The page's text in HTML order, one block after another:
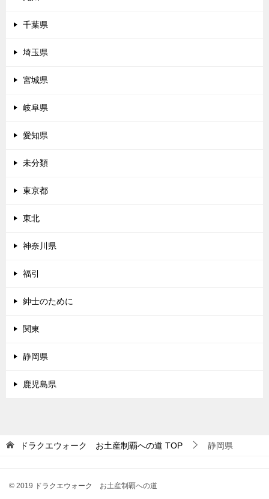
千葉県
埼玉県
宮城県
岐阜県
愛知県
未分類
東京都
東北
神奈川県
福引
紳士のために
関東
静岡県
鹿児島県
ドラクエウォーク お土産制覇への道 TOP 静岡県
© 2019 ドラクエウォーク お土産制覇への道